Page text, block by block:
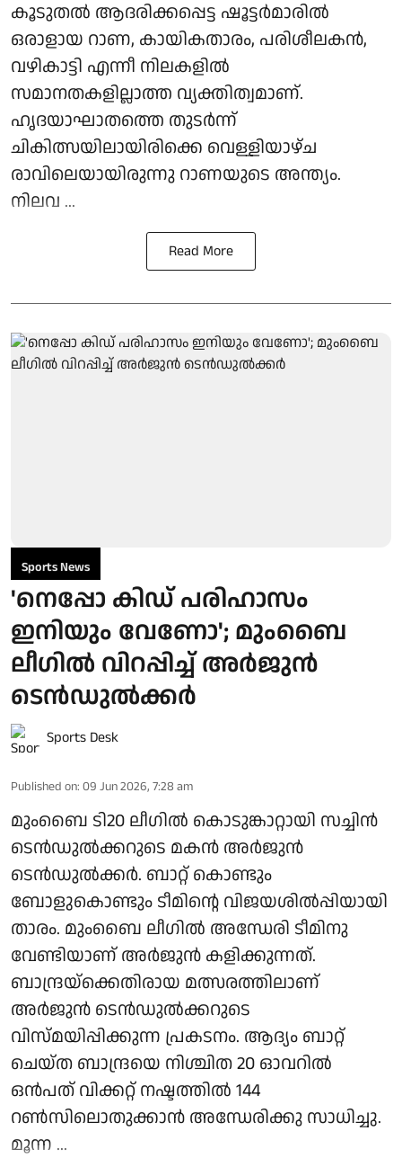
കൂടുതല്‍ ആദരിക്കപ്പെട്ട ഷൂട്ടര്‍മാരില്‍
ഒരാളായ റാണ, കായികതാരം, പരിശീലകന്‍,
വഴികാട്ടി എന്നീ നിലകളില്‍
സമാനതകളില്ലാത്ത വ്യക്തിത്വമാണ്.
ഹൃദയാഘാതത്തെ തുടര്‍ന്ന്
ചികിത്സയിലായിരിക്കെ വെള്ളിയാഴ്ച
രാവിലെയായിരുന്നു റാണയുടെ അന്ത്യം.
നിലവ ...
Read More
Sports News
'നെപ്പോ കിഡ് പരിഹാസം
ഇനിയും വേണോ'; മുംബൈ
ലീഗിൽ വിറപ്പിച്ച് അർജുൻ
ടെൻഡുൽക്കർ
Sports Desk
Published on: 09 Jun 2026, 7:28 am
മുംബൈ ടി20 ലീഗിൽ കൊടുങ്കാറ്റായി സച്ചിൻ
ടെൻഡുൽക്കറുടെ മകൻ അർജുൻ
ടെൻഡുൽക്കർ. ബാറ്റ് കൊണ്ടും
ബോളുകൊണ്ടും ടീമിന്റെ വിജയശിൽപ്പിയായി
താരം. മുംബൈ ലീഗിൽ അന്ധേരി ടീമിനു
വേണ്ടിയാണ് അർജുൻ കളിക്കുന്നത്.
ബാന്ദ്രയ്‌ക്കെതിരായ മത്സരത്തിലാണ്
അർജുൻ ടെൻഡുൽക്കറുടെ
വിസ്മയിപ്പിക്കുന്ന പ്രകടനം. ആദ്യം ബാറ്റ്
ചെയ്ത ബാന്ദ്രയെ നിശ്ചിത 20 ഓവറിൽ
ഒൻപത് വിക്കറ്റ് നഷ്ടത്തിൽ 144
റൺസിലൊതുക്കാൻ അന്ധേരിക്കു സാധിച്ചു.
മൂന്ന ...